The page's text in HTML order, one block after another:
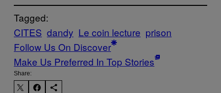
Tagged:
CITES dandy Le coin lecture prison
Follow Us On Discover
Make Us Preferred In Top Stories
Share: